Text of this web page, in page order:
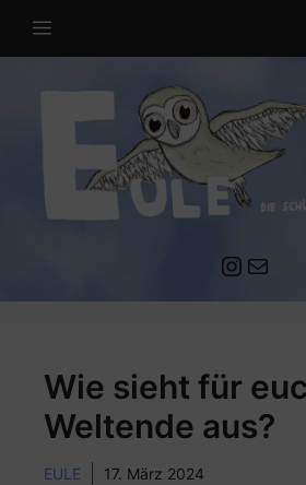
MENÜ
Mail an die
Wie sieht für
Weltende aus?
EULE 17. März 2024